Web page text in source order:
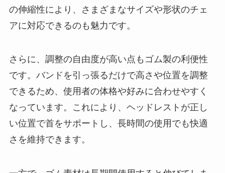
の伸縮性により、さまざまなサイズや形状のチェ
アに対応できるのも魅力です。
さらに、調整の自由度が高い点もゴム製の利便性
です。バンドを引っ張るだけで高さや位置を調整
できるため、使用者の体格や好みに合わせやすく
なっています。これにより、ヘッドレストが正し
い位置で首をサポートし、長時間の使用でも快適
さを維持できます。